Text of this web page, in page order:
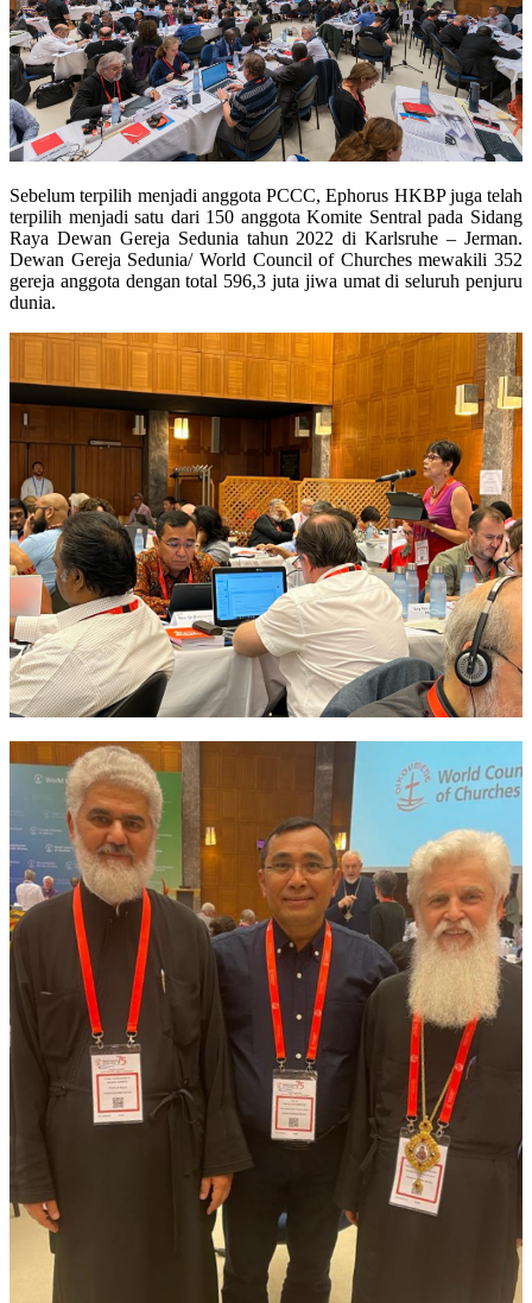
Sebelum terpilih menjadi anggota PCCC, Ephorus HKBP juga telah
terpilih menjadi satu dari 150 anggota Komite Sentral pada Sidang
Raya Dewan Gereja Sedunia tahun 2022 di Karlsruhe – Jerman.
Dewan Gereja Sedunia/ World Council of Churches mewakili 352
gereja anggota dengan total 596,3 juta jiwa umat di seluruh penjuru
dunia.